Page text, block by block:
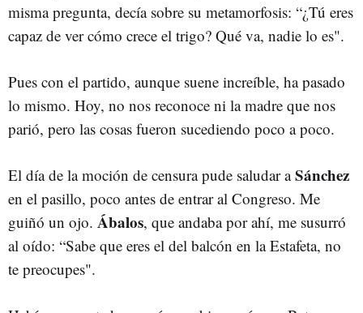
misma pregunta, decía sobre su metamorfosis: “¿Tú eres
capaz de ver cómo crece el trigo? Qué va, nadie lo es".
Pues con el partido, aunque suene increíble, ha pasado
lo mismo. Hoy, no nos reconoce ni la madre que nos
parió, pero las cosas fueron sucediendo poco a poco.
El día de la moción de censura pude saludar aSánchez
en el pasillo, poco antes de entrar al Congreso. Me
guiñó un ojo. Ábalos, que andaba por ahí, me susurró
al oído: “Sabe que eres el del balcón en la Estafeta, no
te preocupes".